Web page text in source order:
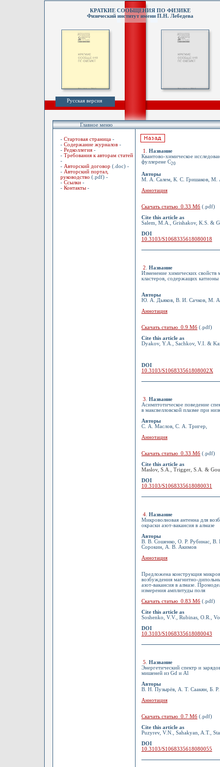
КРАТКИЕ СООБЩЕНИЯ ПО ФИЗИКЕ
Физический институт имени П.Н. Лебедева
Русская версия
Главное меню
- Стартовая страница -
- Содержание журналов -
- Редколлегия -
- Требования к авторам статей
-
- Авторский договор (.doc) -
- Авторский портал,
руководство (.pdf) -
- Ссылки -
- Контакты -
1
Название
Квантово-химическое
фуллерене С20
Авторы
М. А. Салем, К. С. Гришаков, М.
Аннотация
Скачать статью 0.33 Мб (.pdf)
Cite this article as
Salem, M.A., Grishakov, K.S. &
DOI
10.3103/S1068335618080018
2
Название
Изменение химических свойств
кластеров, содержащих
Авторы
Ю. А. Дьяков, В. И. Сачков, М. А.
Аннотация
Скачать статью 0.9 Мб (.pdf)
Cite this article as
Dyakov, Y.A., Sachkov, V.I. &
DOI
10.3103/S106833561808002X
3
Название
Асимптотическое поведение
в максвелловской плазме при
Авторы
С. А. Маслов, С. А. Тригер,
Аннотация
Скачать статью 0.33 Мб (.pdf)
Cite this article as
Maslov, S.A., Trigger, S.A. &
DOI
10.3103/S1068335618080031
4 Название
Микроволновая антенна для
окраски азот-вакансия в алмазе
Авторы
В. В. Сошенко, О. Р. Рубинас, В.
Сорокин, А. В. Акимов
Аннотация
Предложена конструкция
возбуждения магнитно-
азот-вакансия в алмазе.
измерения амплитуды поля
Скачать статью 0.83 Мб (.pdf)
Cite this article as
Soshenko, V.V., Rubinas, O.R.,
DOI
10.3103/S1068335618080043
5
Название
Энергетический спектр и
мишеней из Gd и Al
Авторы
В. Н. Пузырёв, А. Т. Саакян, Б.
Аннотация
Скачать статью 0.7 Мб (.pdf)
Cite this article as
Puzyrev, V.N., Sahakyan, A.T.,
DOI
10.3103/S1068335618080055